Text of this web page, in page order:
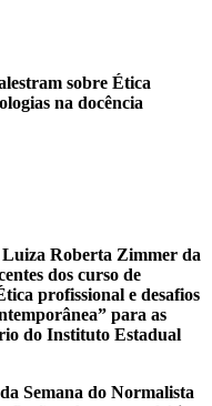
sobre Ética
na docência
Luiza Roberta Zimmer da
dos curso de
profissional e desafios
para as
do Instituto Estadual
Semana do Normalista